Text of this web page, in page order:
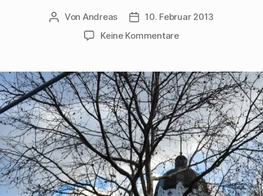
Beitragsautor
Von Andreas Beitragsdatum
10. Februar 2013
Keine Kommentarezu
Bibliothek
im
Wiener
Hotel
Fürstenhof